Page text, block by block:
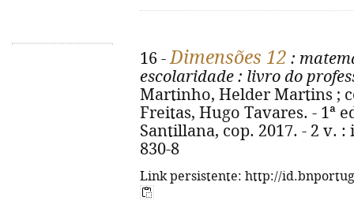
16 -Dimensões 12 :
escolaridade : livro do
Martinho, Helder Martins ;
Freitas, Hugo Tavares. - 1ª
Santillana, cop. 2017. - 2 v. :
830-8
Link persistente: http://